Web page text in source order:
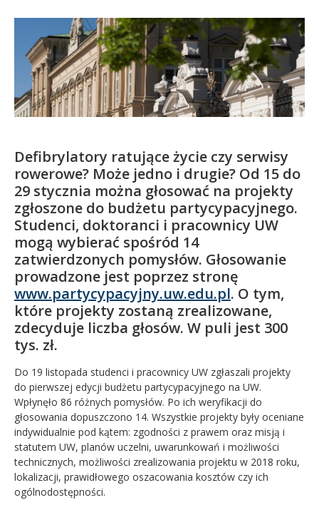
Absolwent
Defibrylatory ratujące życie czy serwisy
rowerowe? Może jedno i drugie? Od 15 do
29 stycznia można głosować na projekty
zgłoszone do budżetu partycypacyjnego.
Studenci, doktoranci i pracownicy UW
mogą wybierać spośród 14
zatwierdzonych pomysłów. Głosowanie
prowadzone jest poprzez stronę
www.partycypacyjny.uw.edu.pl. O tym,
które projekty zostaną zrealizowane,
zdecyduje liczba głosów. W puli jest 300
tys. zł.
Do 19 listopada studenci i pracownicy UW zgłaszali projekty
do pierwszej edycji budżetu partycypacyjnego na UW.
Wpłynęło 86 różnych pomysłów. Po ich weryfikacji do
głosowania dopuszczono 14. Wszystkie projekty były oceniane
indywidualnie pod kątem: zgodności z prawem oraz misją i
statutem UW, planów uczelni, uwarunkowań i możliwości
technicznych, możliwości zrealizowania projektu w 2018 roku,
lokalizacji, prawidłowego oszacowania kosztów czy ich
ogólnodostępności.